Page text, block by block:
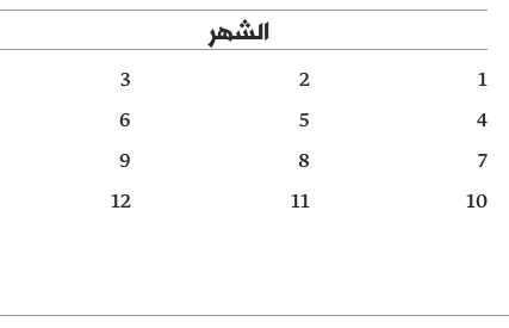
الشهر
1
2
3
4
5
6
7
8
9
10
11
12